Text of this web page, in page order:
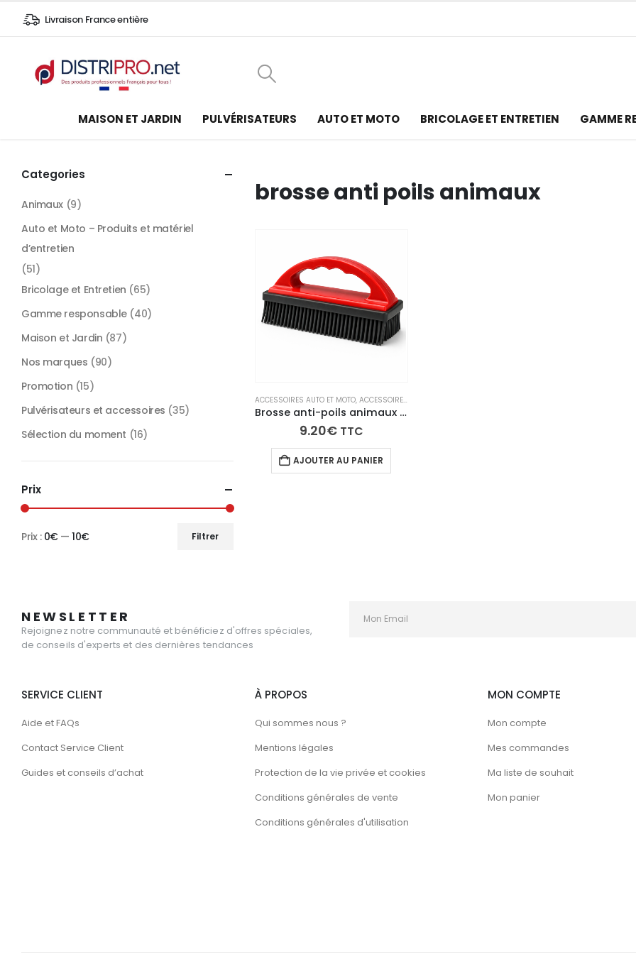
Livraison France entière
MAISON ET JARDIN PULVÉRISATEURS AUTO ET MOTO BRICOLAGE ET ENTRETIEN GAMME
brosse anti poils animaux
ACCESSOIRES AUTO ET MOTO, ACCESSOIRES NETTOYAGE INTÉRIEUR
Brosse anti-poils animaux pour tapis, canapés et sièges de voiture PuppyKlean
9.20€ TTC
AJOUTER AU PANIER
Categories
Animaux (9)
Auto et Moto – Produits et matériel
d’entretien
(51)
Bricolage et Entretien (65)
Gamme responsable (40)
Maison et Jardin (87)
Nos marques (90)
Promotion (15)
Pulvérisateurs et accessoires (35)
Sélection du moment (16)
Prix
Filtrer
Prix : 0€—10€
NEWSLETTER
Rejoignez notre communauté et bénéficiez d'offres spéciales,
de conseils d'experts et des dernières tendances
SERVICE CLIENT
Aide et FAQs
Contact Service Client
Guides et conseils d’achat
À PROPOS
Qui sommes nous ?
Mentions légales
Protection de la vie privée et cookies
Conditions générales de vente
Conditions générales d'utilisation
MON COMPTE
Mon compte
Mes commandes
Ma liste de souhait
Mon panier